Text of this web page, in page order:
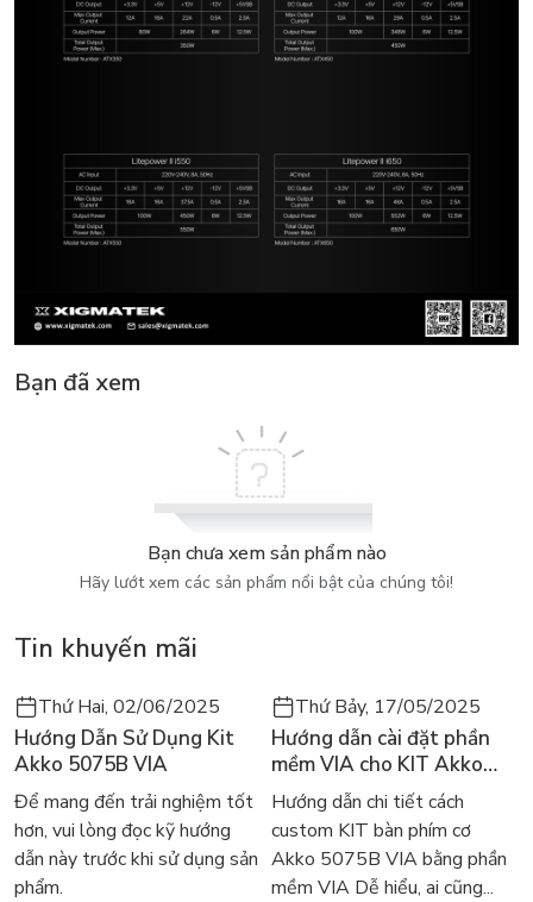
Bạn đã xem
Bạn chưa xem sản phẩm nào
Hãy lướt xem các sản phẩm nổi bật của chúng tôi!
Tin khuyến mãi
Thứ Hai, 02/06/2025
Hướng Dẫn Sử Dụng Kit
Akko 5075B VIA
Để mang đến trải nghiệm tốt
hơn, vui lòng đọc kỹ hướng
dẫn này trước khi sử dụng sản
phẩm.
Thứ Bảy, 17/05/2025
Hướng dẫn cài đặt phần
mềm VIA cho KIT Akko
5075B VIA
Hướng dẫn chi tiết cách
custom KIT bàn phím cơ
Akko 5075B VIA bằng phần
mềm VIA Dễ hiểu, ai cũng...